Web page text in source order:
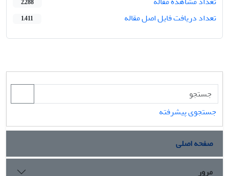
2,288
تعداد دریافت فایل اصل مقاله 1,411
جستجوی پیشرفته
صفحه اصلی
مرور